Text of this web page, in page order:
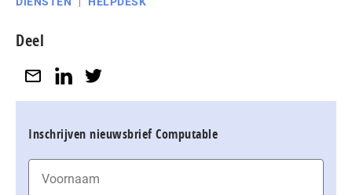
Deel
Inschrijven nieuwsbrief Computable